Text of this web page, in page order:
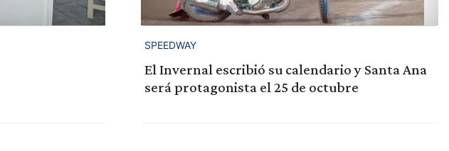
SPEEDWAY
El Invernal escribió su calendario y Santa Ana
será protagonista el 25 de octubre